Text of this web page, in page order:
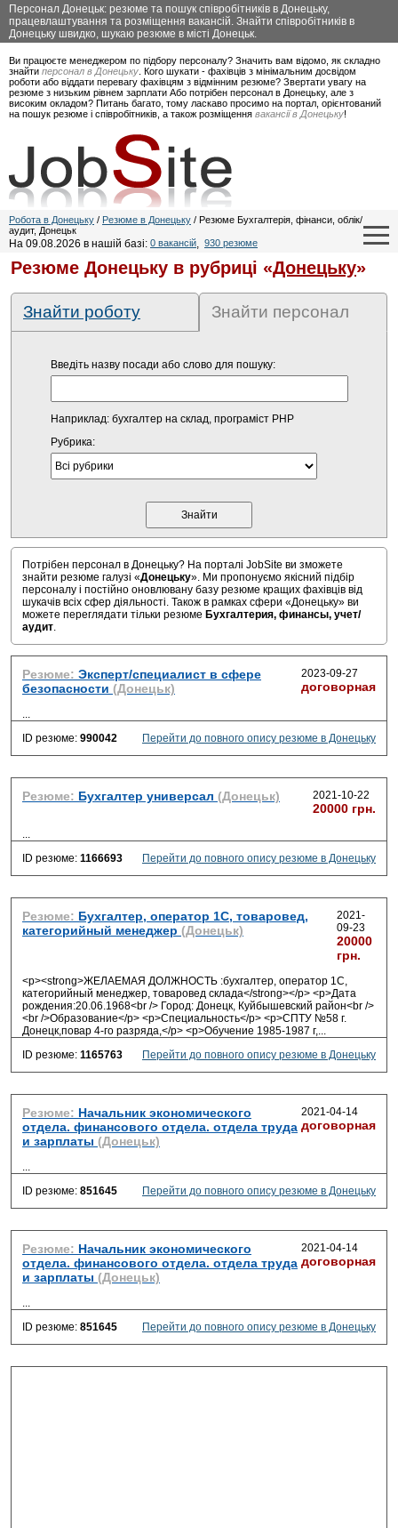
Персонал Донецьк: резюме та пошук співробітників в Донецьку,
працевлаштування та розміщення вакансій. Знайти співробітників в
Донецьку швидко, шукаю резюме в місті Донецьк.
Ви працюєте менеджером по підбору персоналу? Значить вам відомо, як складно
знайти персонал в Донецьку . Кого шукати - фахівців з мінімальним досвідом
роботи або віддати перевагу фахівцям з відмінним резюме? Звертати увагу на
резюме з низьким рівнем зарплати Або потрібен персонал в Донецьку, але з
високим окладом? Питань багато, тому ласкаво просимо на портал, орієнтований
на пошук резюме і співробітників, а також розміщення вакансії в Донецьку!
Робота в Донецьку / Резюме в Донецьку / Резюме Бухгалтерія, фінанси, облік/
аудит, Донецьк
На 09.08.2026 в нашій базі: 0 вакансій, 930 резюме
Резюме Донецьку в рубриці «Донецьку»
Знайти роботу Знайти персонал
Введіть назву посади або слово для пошуку:
Наприклад: бухгалтер на склад, програміст PHP
Рубрика:
Потрібен персонал в Донецьку? На порталі JobSite ви зможете
знайти резюме галузі «Донецьку». Ми пропонуємо якісний підбір
персоналу і постійно оновлювану базу резюме кращих фахівців від
шукачів всіх сфер діяльності. Також в рамках сфери «Донецьку» ви
можете переглядати тільки резюме Бухгалтерия, финансы, учет/
аудит.
Резюме: Эксперт/специалист в сфере
безопасности (Донецьк)
2023-09-27
договорная
...
ID резюме: 990042 Перейти до повного опису резюме в Донецьку
Резюме: Бухгалтер универсал (Донецьк) 2021-10-22
20000 грн.
...
ID резюме: 1166693 Перейти до повного опису резюме в Донецьку
Резюме: Бухгалтер, оператор 1С, товаровед,
категорийный менеджер (Донецьк)
2021-
09-23
20000
грн.
<p><strong>ЖЕЛАЕМАЯ ДОЛЖНОСТЬ :бухгалтер, оператор 1С,
категорийный менеджер, товаровед склада</strong></p> <p>Дата
рождения:20.06.1968<br /> Город: Донецк, Куйбышевский район<br />
<br />Образование</p> <p>Специальность</p> <p>СПТУ №58 г.
Донецк,повар 4-го разряда,</p> <p>Обучение 1985-1987 г,...
ID резюме: 1165763 Перейти до повного опису резюме в Донецьку
Резюме: Начальник экономического
отдела. финансового отдела. отдела труда
и зарплаты (Донецьк)
2021-04-14
договорная
...
ID резюме: 851645 Перейти до повного опису резюме в Донецьку
Резюме: Начальник экономического
отдела. финансового отдела. отдела труда
и зарплаты (Донецьк)
2021-04-14
договорная
...
ID резюме: 851645 Перейти до повного опису резюме в Донецьку